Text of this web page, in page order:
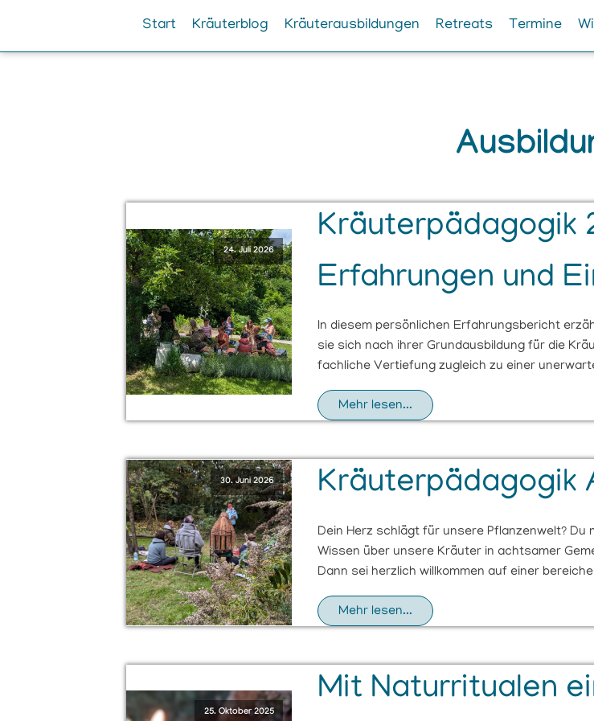
Start Kräuterblog Kräuterausbildungen Retreats Termine
24. Juli 2026
Kräuterpädagogik
Erfahrungen und
In diesem persönlichen Erfahrungsbericht
sie sich nach ihrer Grundausbildung für die
fachliche Vertiefung zugleich zu einer
Mehr lesen...
30. Juni 2026 Kräuterpädagogik
Dein Herz schlägt für unsere Pflanzenwelt?
Wissen über unsere Kräuter in achtsamer
Dann sei herzlich willkommen auf einer
Mehr lesen...
25. Oktober 2025
Mit Naturritualen